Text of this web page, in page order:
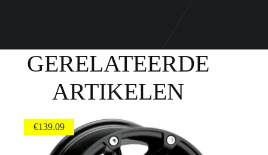
GERELATEERDE
ARTIKELEN
€139.09